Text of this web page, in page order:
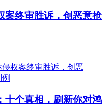
案终审胜诉，创恶意抢
十个真相，刷新你对鸿